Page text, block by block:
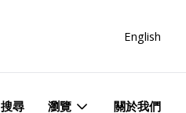
English
搜尋 瀏覽 關於我們